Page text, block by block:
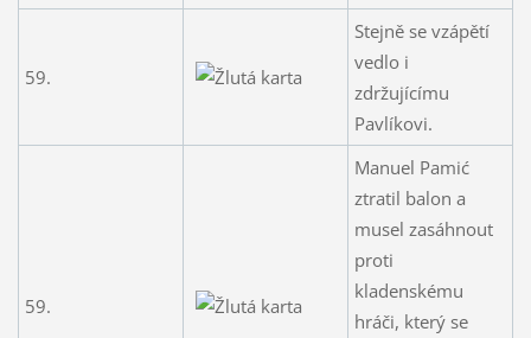
59.
Stejně se vzápětí
vedlo i
zdržujícímu
Pavlíkovi.
59.
Manuel Pamić
ztratil balon a
musel zasáhnout
proti
kladenskému
hráči, který se